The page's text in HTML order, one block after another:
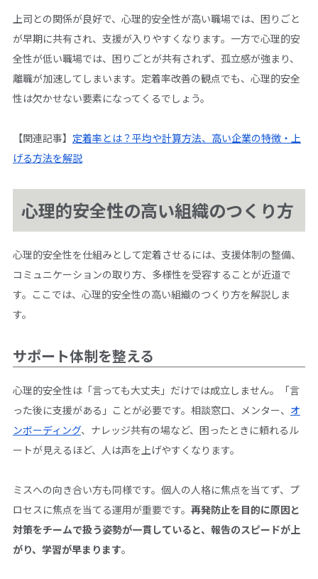
上司との関係が良好で、心理的安全性が高い職場では、困りごと
が早期に共有され、支援が入りやすくなります。一方で心理的安
全性が低い職場では、困りごとが共有されず、孤立感が強まり、
離職が加速してしまいます。定着率改善の観点でも、心理的安全
性は欠かせない要素になってくるでしょう。
【関連記事】 定着率とは？平均や計算方法、高い企業の特徴・上
げる方法を解説
心理的安全性の高い組織のつくり方
心理的安全性を仕組みとして定着させるには、支援体制の整備、
コミュニケーションの取り方、多様性を受容することが近道で
す。ここでは、心理的安全性の高い組織のつくり方を解説しま
す。
サポート体制を整える
心理的安全性は「言っても大丈夫」だけでは成立しません。「言
った後に支援がある」ことが必要です。相談窓口、メンター、 オ
ンボーディング、ナレッジ共有の場など、困ったときに頼れるル
ートが見えるほど、人は声を上げやすくなります。
ミスへの向き合い方も同様です。個人の人格に焦点を当てず、プ
ロセスに焦点を当てる運用が重要です。 再発防止を目的に原因と
対策をチームで扱う姿勢が一貫していると、報告のスピードが上
がり、学習が早まります。